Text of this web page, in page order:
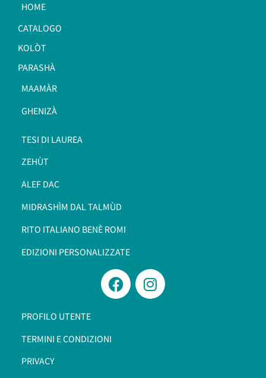
HOME
CATALOGO
KOLÒT
PARASHÀ
MAAMÀR
GHENIZÀ
TESI DI LAUREA
ZEHÙT
ALEF DAC
MIDRASHÌM DAL TALMÙD
RITO ITALIANO BENÈ ROMI​
EDIZIONI PERSONALIZZATE
PROFILO UTENTE
TERMINI E CONDIZIONI
PRIVACY